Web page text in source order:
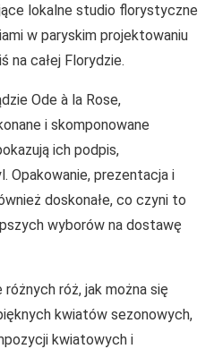
lokalne studio florystyczne
w paryskim projektowaniu
na całej Florydzie.
Ode à la Rose,
i skomponowane
ich podpis,
Opakowanie, prezentacja i
doskonałe, co czyni to
wyborów na dostawę
róż, jak można się
kwiatów sezonowych,
kwiatowych i